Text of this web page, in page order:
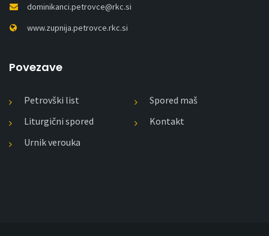
dominikanci.petrovce@rkc.si
www.zupnija.petrovce.rkc.si
Povezave
Petrovški list
Spored maš
Liturgični spored
Kontakt
Urnik verouka